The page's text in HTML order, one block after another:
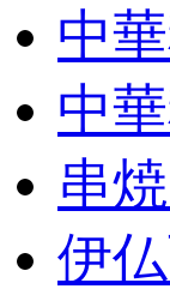
中
中
串
伊